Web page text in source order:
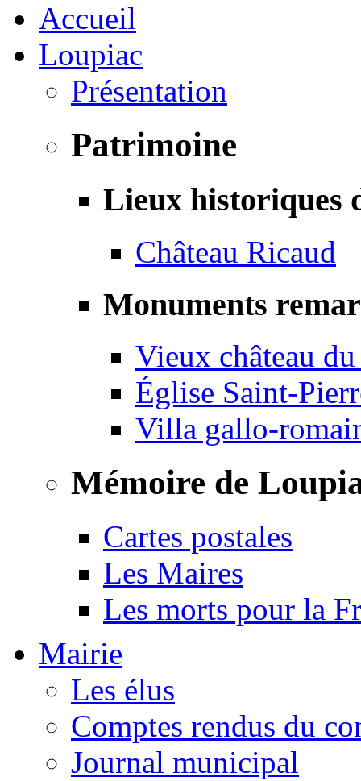
Accueil
Loupiac
Présentation
Patrimoine
Lieux historiques
Château Ricaud
Monuments
Vieux château
Église Saint-
Villa gallo-
Mémoire de
Cartes postales
Les Maires
Les morts pour la
Mairie
Les élus
Comptes rendus du
Journal municipal